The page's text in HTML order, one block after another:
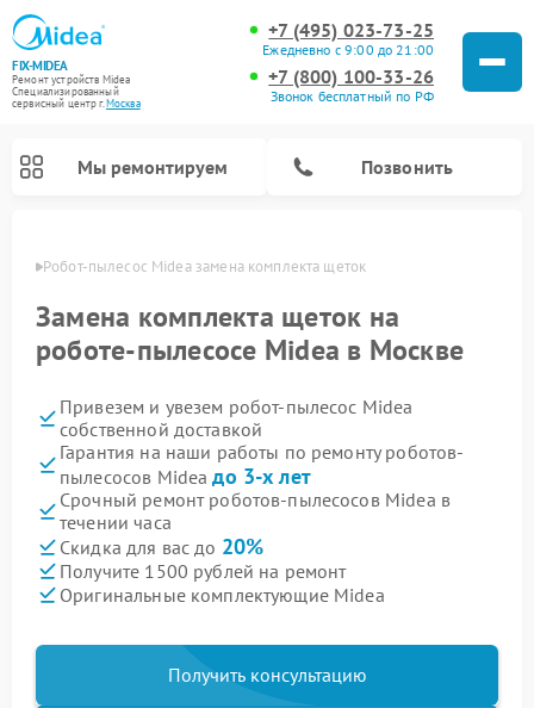
FIX-MIDEA
Ремонт устройств Midea
Специализированный
cервисный центр г.Москва
+7 (495) 023-73-25
Ежедневно с 9:00 до 21:00
+7 (800) 100-33-26
Звонок бесплатный по РФ
Мы ремонтируем Позвонить
Робот-пылесос Midea замена комплекта щеток
Замена комплекта щеток на
роботе-пылесосе Midea в Москве
Привезем и увезем робот-пылесос Midea
собственной доставкой
Гарантия на наши работы по ремонту роботов-
пылесосов Mideaдо 3-х лет
Срочный ремонт роботов-пылесосов Midea в
течении часа
Скидка для вас до 20%
Получите 1500 рублей на ремонт
Оригинальные комплектующие Midea
Получить консультацию